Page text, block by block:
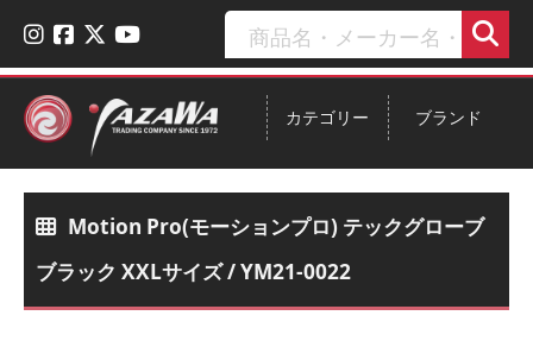
ブランド
カテゴリー
Motion Pro(モーションプロ) テックグローブ
ブラック XXLサイズ / YM21-0022